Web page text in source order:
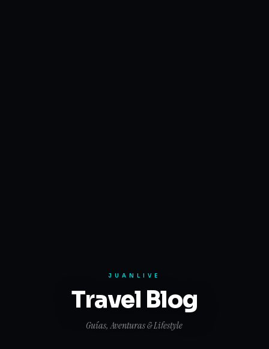
JUANLIVE
Travel Blog
Guías, Aventuras & Lifestyle